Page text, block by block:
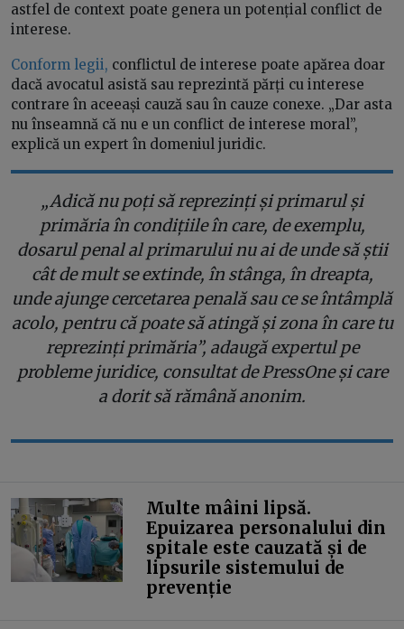
astfel de context poate genera un potențial conflict de
interese.
Conform legii, conflictul de interese poate apărea doar
dacă avocatul asistă sau reprezintă părți cu interese
contrare în aceeași cauză sau în cauze conexe. „Dar asta
nu înseamnă că nu e un conflict de interese moral”,
explică un expert în domeniul juridic.
„Adică nu poți să reprezinți și primarul și
primăria în condițiile în care, de exemplu,
dosarul penal al primarului nu ai de unde să știi
cât de mult se extinde, în stânga, în dreapta,
unde ajunge cercetarea penală sau ce se întâmplă
acolo, pentru că poate să atingă și zona în care tu
reprezinți primăria”, adaugă expertul pe
probleme juridice, consultat de PressOne și care
a dorit să rămână anonim.
Multe mâini lipsă.
Epuizarea personalului din
spitale este cauzată și de
lipsurile sistemului de
prevenție